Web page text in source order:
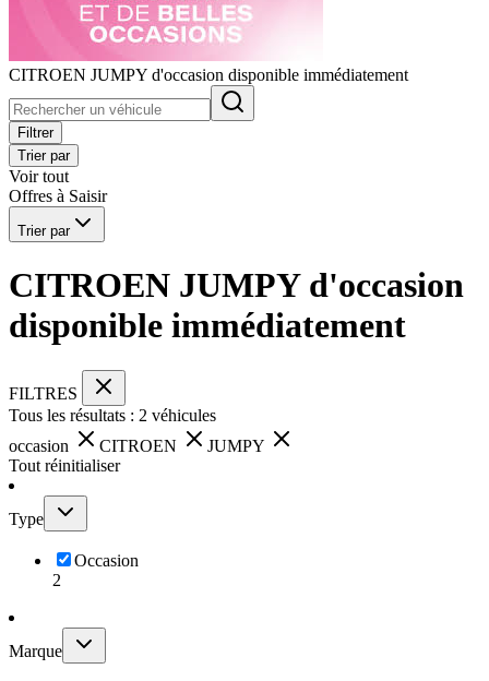
CITROEN JUMPY d'occasion disponible immédiatement
Filtrer
Trier par
Voir tout
Offres à Saisir
Trier par
CITROEN JUMPY d'occasion
disponible immédiatement
FILTRES
Tous les résultats : 2 véhicules
occasion
CITROEN
JUMPY
Tout réinitialiser
Type
Occasion
2
Marque